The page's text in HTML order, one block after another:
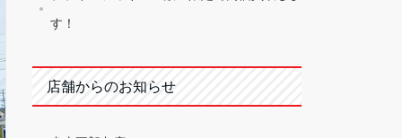
す！
店舗からのお知らせ